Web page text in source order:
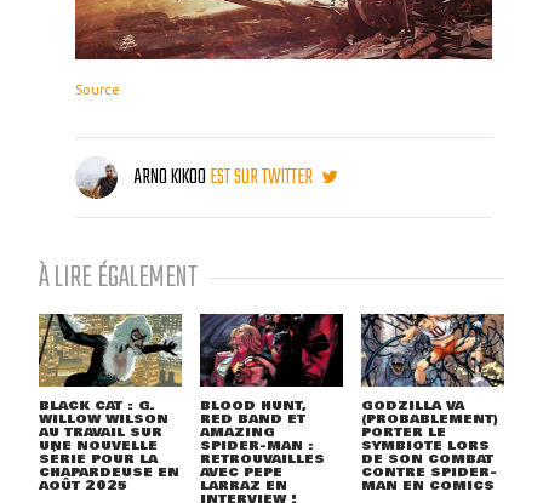
Source
ARNO KIKOOEST SUR TWITTER
À LIRE ÉGALEMENT
BLACK CAT : G.
WILLOW WILSON
AU TRAVAIL SUR
UNE NOUVELLE
SÉRIE POUR LA
CHAPARDEUSE EN
AOÛT 2025
BLOOD HUNT,
RED BAND ET
AMAZING
SPIDER-MAN :
RETROUVAILLES
AVEC PEPE
LARRAZ EN
INTERVIEW !
GODZILLA VA
(PROBABLEMENT)
PORTER LE
SYMBIOTE LORS
DE SON COMBAT
CONTRE SPIDER-
MAN EN COMICS